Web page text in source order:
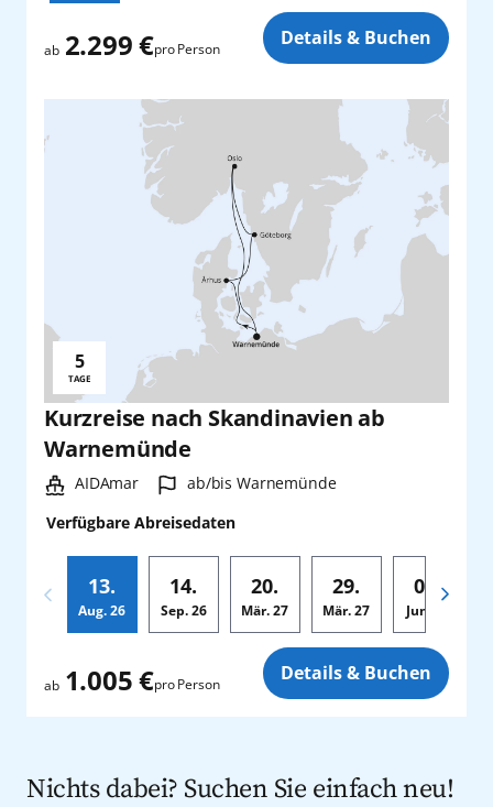
ab 2.299 €pro Person Details & Buchen
Kurzreise nach Skandinavien ab
Warnemünde
Schiff:
AIDAmar Hafen:
ab/bis Warnemünde
Verfügbare Abreisedaten
13.
Aug. 26
14.
Sep.26
20.
Mär. 27
29.
Mär. 27
01.
Jun.
Reisedauer:
5
TAGE
ab 1.005 €pro Person Details & Buchen
Nichts dabei? Suchen Sie einfach neu!